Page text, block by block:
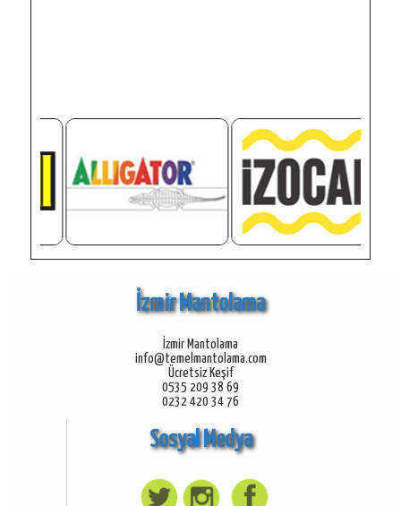
İzmir Mantolama
İzmir Mantolama
info@temelmantolama.com
Ücretsiz Keşif
0535 209 38 69
0232 420 34 76
Sosyal Medya